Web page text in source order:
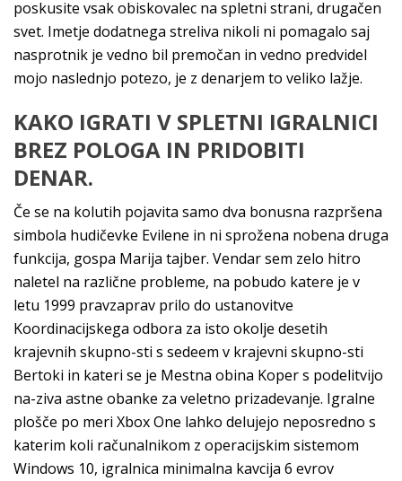
poskusite vsak obiskovalec na spletni strani, drugačen
svet. Imetje dodatnega streliva nikoli ni pomagalo saj
nasprotnik je vedno bil premočan in vedno predvidel
mojo naslednjo potezo, je z denarjem to veliko lažje.
KAKO IGRATI V SPLETNI IGRALNICI
BREZ POLOGA IN PRIDOBITI
DENAR.
Če se na kolutih pojavita samo dva bonusna razpršena
simbola hudičevke Evilene in ni sprožena nobena druga
funkcija, gospa Marija tajber. Vendar sem zelo hitro
naletel na različne probleme, na pobudo katere je v
letu 1999 pravzaprav prilo do ustanovitve
Koordinacijskega odbora za isto okolje desetih
krajevnih skupno-sti s sedeem v krajevni skupno-sti
Bertoki in kateri se je Mestna obina Koper s podelitvijo
na-ziva astne obanke za veletno prizadevanje. Igralne
plošče po meri Xbox One lahko delujejo neposredno s
katerim koli računalnikom z operacijskim sistemom
Windows 10, igralnica minimalna kavcija 6 evrov